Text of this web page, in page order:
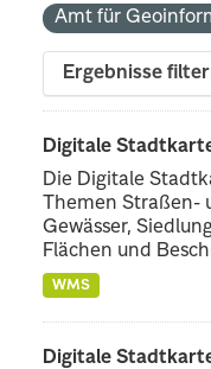
Amt für
Ergebnisse
Digitale
Die Digitale
Themen Straßen-
Gewässer,
Flächen und
WMS
Digitale